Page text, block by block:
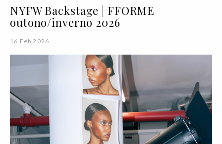
NYFW Backstage | FFORME
outono/inverno 2026
16 Feb 2026